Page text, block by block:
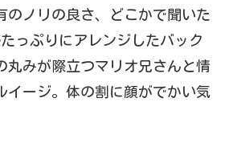
のノリの良さ、どこかで聞いた
たっぷりにアレンジしたバック
丸みが際立つマリオ兄さんと情
イージ。体の割に顔がでかい気